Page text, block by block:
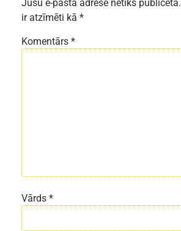
Jūsu e-pasta adrese netiks publicēta.
ir atzīmēti kā *
Komentārs *
Vārds *